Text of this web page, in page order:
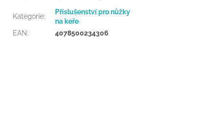
Kategorie:
Příslušenství pro nůžky
na keře
EAN: 4078500234306